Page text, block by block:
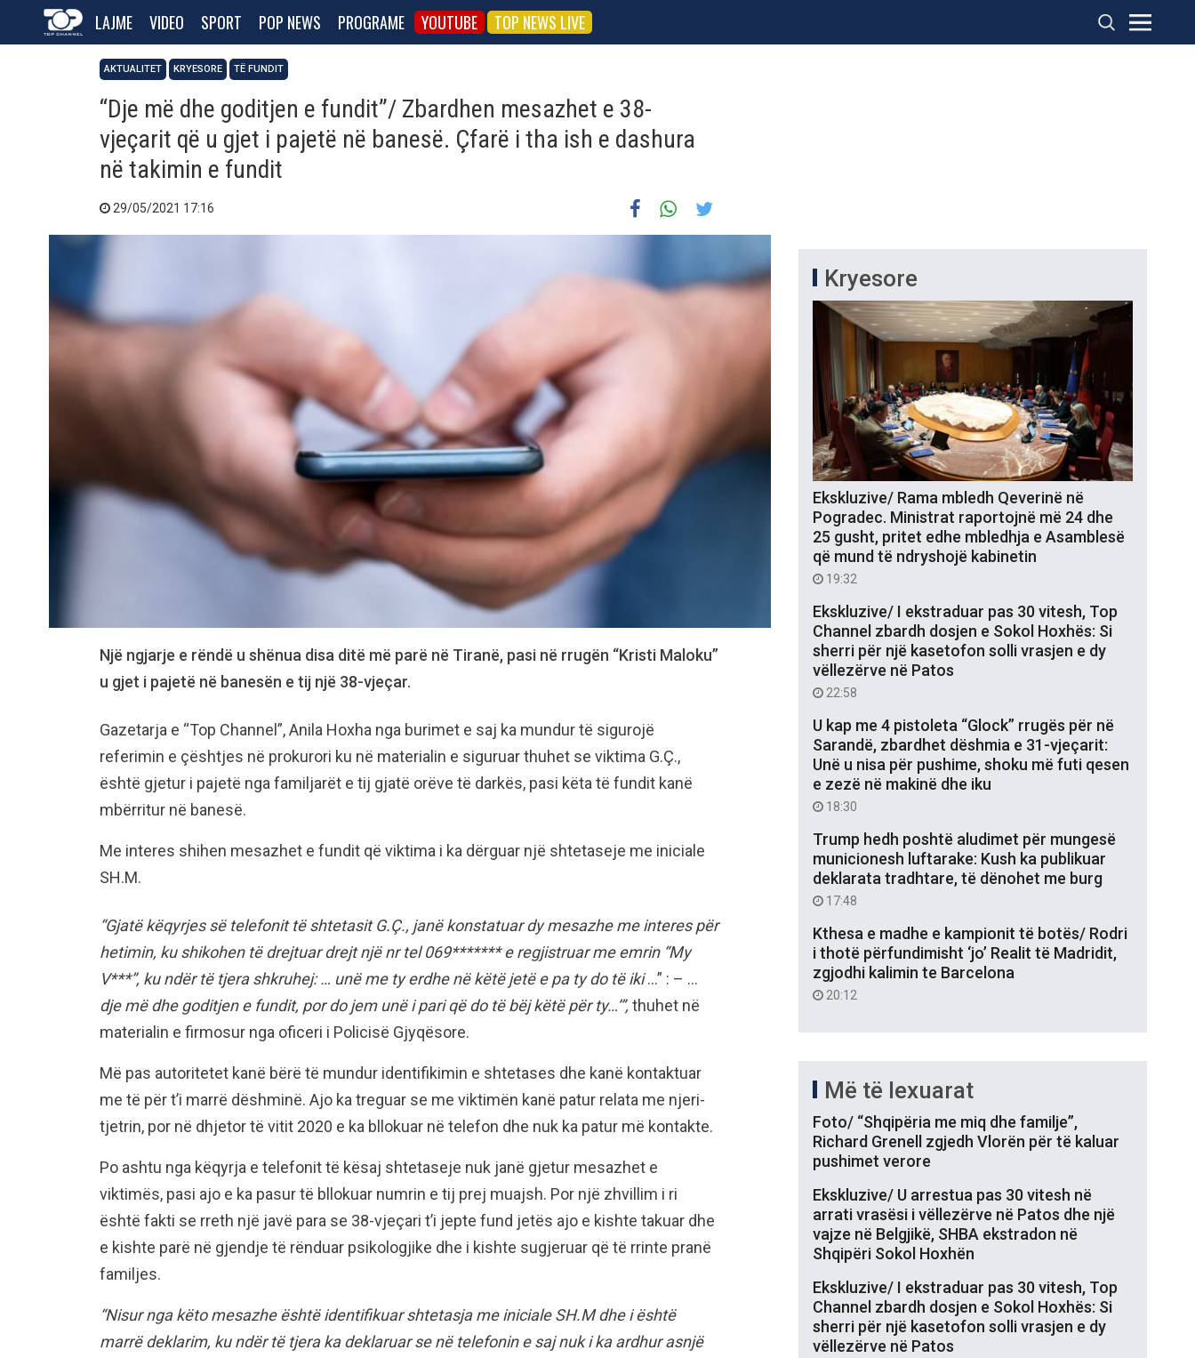
LAJME VIDEO SPORT POP NEWS PROGRAME YOUTUBE TOP NEWS LIVE
AKTUALITET KRYESORE TË FUNDIT
“Dje më dhe goditjen e fundit”/ Zbardhen mesazhet e 38-
vjeçarit që u gjet i pajetë në banesë. Çfarë i tha ish e dashura
në takimin e fundit
29/05/2021 17:16
Një ngjarje e rëndë u shënua disa ditë më parë në Tiranë, pasi në rrugën “Kristi Maloku”
u gjet i pajetë në banesën e tij një 38-vjeçar.
Gazetarja e “Top Channel”, Anila Hoxha nga burimet e saj ka mundur të sigurojë
referimin e çështjes në prokurori ku në materialin e siguruar thuhet se viktima G.Ç.,
është gjetur i pajetë nga familjarët e tij gjatë orëve të darkës, pasi këta të fundit kanë
mbërritur në banesë.
Me interes shihen mesazhet e fundit që viktima i ka dërguar një shtetaseje me iniciale
SH.M.
“Gjatë këqyrjes së telefonit të shtetasit G.Ç., janë konstatuar dy mesazhe me interes për
hetimin, ku shikohen të drejtuar drejt një nr tel 069******* e regjistruar me emrin “My
V***”, ku ndër të tjera shkruhej: … unë me ty erdhe në këtë jetë e pa ty do të iki…” : – …
dje më dhe goditjen e fundit, por do jem unë i pari që do të bëj këtë për ty…’”, thuhet në
materialin e firmosur nga oficeri i Policisë Gjyqësore.
Më pas autoritetet kanë bërë të mundur identifikimin e shtetases dhe kanë kontaktuar
me të për t’i marrë dëshminë. Ajo ka treguar se me viktimën kanë patur relata me njeri-
tjetrin, por në dhjetor të vitit 2020 e ka bllokuar në telefon dhe nuk ka patur më kontakte.
Po ashtu nga këqyrja e telefonit të kësaj shtetaseje nuk janë gjetur mesazhet e
viktimës, pasi ajo e ka pasur të bllokuar numrin e tij prej muajsh. Por një zhvillim i ri
është fakti se rreth një javë para se 38-vjeçari t’i jepte fund jetës ajo e kishte takuar dhe
e kishte parë në gjendje të rënduar psikologjike dhe i kishte sugjeruar që të rrinte pranë
familjes.
“Nisur nga këto mesazhe është identifikuar shtetasja me iniciale SH.M dhe i është
marrë deklarim, ku ndër të tjera ka deklaruar se në telefonin e saj nuk i ka ardhur asnjë
Kryesore
Ekskluzive/ Rama mbledh Qeverinë në
Pogradec. Ministrat raportojnë më 24 dhe
25 gusht, pritet edhe mbledhja e Asamblesë
që mund të ndryshojë kabinetin
19:32
Ekskluzive/ I ekstraduar pas 30 vitesh, Top
Channel zbardh dosjen e Sokol Hoxhës: Si
sherri për një kasetofon solli vrasjen e dy
vëllezërve në Patos
22:58
U kap me 4 pistoleta “Glock” rrugës për në
Sarandë, zbardhet dëshmia e 31-vjeçarit:
Unë u nisa për pushime, shoku më futi qesen
e zezë në makinë dhe iku
18:30
Trump hedh poshtë aludimet për mungesë
municionesh luftarake: Kush ka publikuar
deklarata tradhtare, të dënohet me burg
17:48
Kthesa e madhe e kampionit të botës/ Rodri
i thotë përfundimisht ‘jo’ Realit të Madridit,
zgjodhi kalimin te Barcelona
20:12
Më të lexuarat
Foto/ “Shqipëria me miq dhe familje”,
Richard Grenell zgjedh Vlorën për të kaluar
pushimet verore
Ekskluzive/ U arrestua pas 30 vitesh në
arrati vrasësi i vëllezërve në Patos dhe një
vajze në Belgjikë, SHBA ekstradon në
Shqipëri Sokol Hoxhën
Ekskluzive/ I ekstraduar pas 30 vitesh, Top
Channel zbardh dosjen e Sokol Hoxhës: Si
sherri për një kasetofon solli vrasjen e dy
vëllezërve në Patos